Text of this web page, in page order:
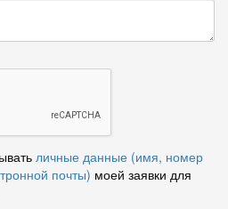
личные данные (имя, номер
почты) моей заявки для